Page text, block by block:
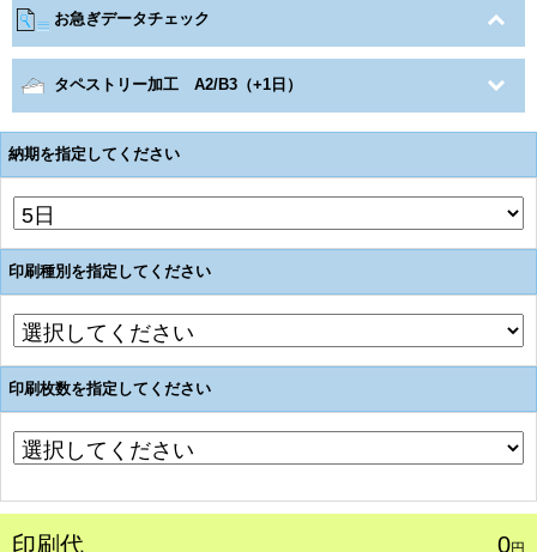
お急ぎデータチェック
タペストリー加工 A2/B3（+1日）
納期を指定してください
印刷種別を指定してください
印刷枚数を指定してください
印刷代 0円